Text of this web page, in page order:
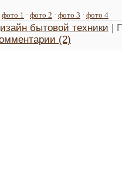
фото 1 · фото 2 · фото 3 · фото 4
бытовой техники |
(2)